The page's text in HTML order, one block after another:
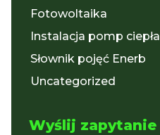
Fotowoltaika
Instalacja pomp ciepła
Słownik pojęć Enerb
Uncategorized
Wyślij zapytanie